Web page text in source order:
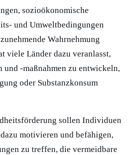
sozioökonomische
und Umweltbedingungen
Wahrnehmung
viele Länder dazu veranlasst,
und -maßnahmen zu entwickeln,
oder Substanzkonsum
sollen Individuen
motivieren und befähigen,
zu treffen, die vermeidbare